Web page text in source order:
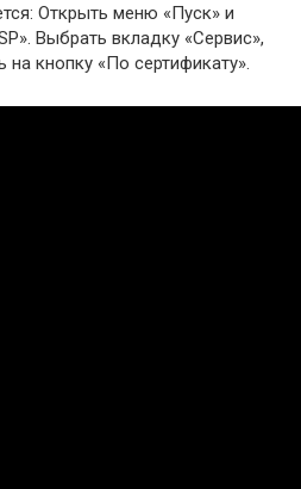
Открыть меню «Пуск» и
Выбрать вкладку «Сервис»,
на кнопку «По сертификату».